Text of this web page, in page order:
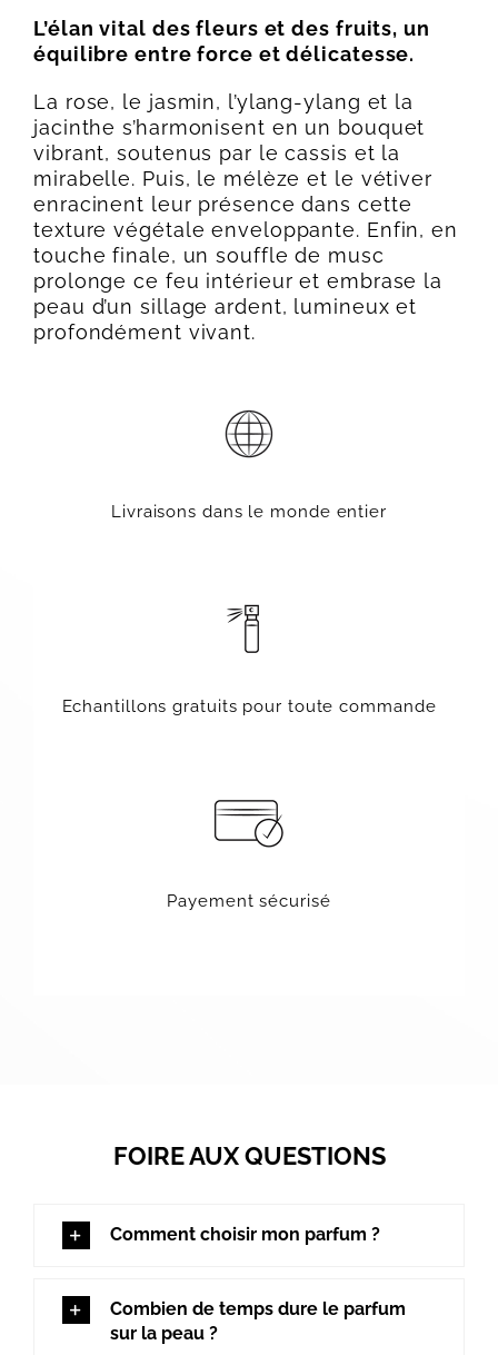
L’élan vital des fleurs et des fruits, un
équilibre entre force et délicatesse.
La rose, le jasmin, l’ylang-ylang et la
jacinthe s’harmonisent en un bouquet
vibrant, soutenus par le cassis et la
mirabelle. Puis, le mélèze et le vétiver
enracinent leur présence dans cette
texture végétale enveloppante. Enfin, en
touche finale, un souffle de musc
prolonge ce feu intérieur et embrase la
peau d’un sillage ardent, lumineux et
profondément vivant.
Livraisons dans le monde entier
Echantillons gratuits pour toute commande
Payement sécurisé
FOIRE AUX QUESTIONS
Comment choisir mon parfum ?
Combien de temps dure le parfum
sur la peau ?